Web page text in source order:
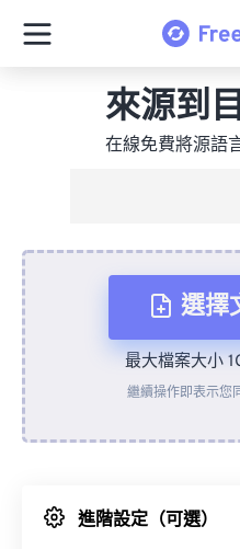
來源到
在線免費將源語
選擇
來自裝置
來自
最大檔案大小
繼續操作即表示您
進階設定（可選）